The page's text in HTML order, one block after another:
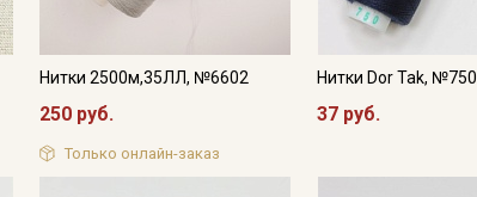
Нитки 2500м,35ЛЛ, №6602
250 руб.
Только онлайн-заказ
Нитки Dor Tak, №750
37 руб.
с
и даюСогласие на обработку персональных
Согласие на получение рекламных и